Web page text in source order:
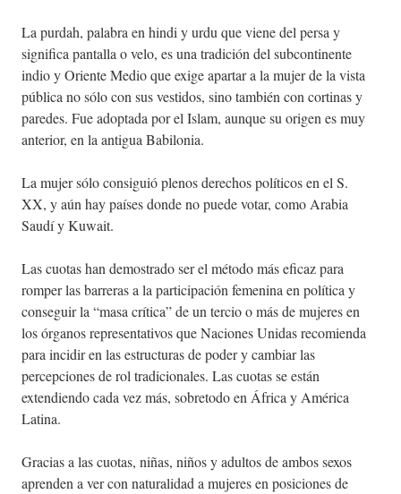
La purdah, palabra en hindi y urdu que viene del persa y
significa pantalla o velo, es una tradición del subcontinente
indio y Oriente Medio que exige apartar a la mujer de la vista
pública no sólo con sus vestidos, sino también con cortinas y
paredes. Fue adoptada por el Islam, aunque su origen es muy
anterior, en la antigua Babilonia.
La mujer sólo consiguió plenos derechos políticos en el S.
XX, y aún hay países donde no puede votar, como Arabia
Saudí y Kuwait.
Las cuotas han demostrado ser el método más eficaz para
romper las barreras a la participación femenina en política y
conseguir la “masa crítica” de un tercio o más de mujeres en
los órganos representativos que Naciones Unidas recomienda
para incidir en las estructuras de poder y cambiar las
percepciones de rol tradicionales. Las cuotas se están
extendiendo cada vez más, sobretodo en África y América
Latina.
Gracias a las cuotas, niñas, niños y adultos de ambos sexos
aprenden a ver con naturalidad a mujeres en posiciones de